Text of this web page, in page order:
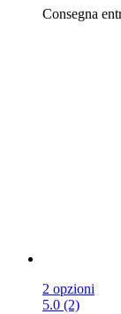
Consegna
2 opzioni
5.0 (2)